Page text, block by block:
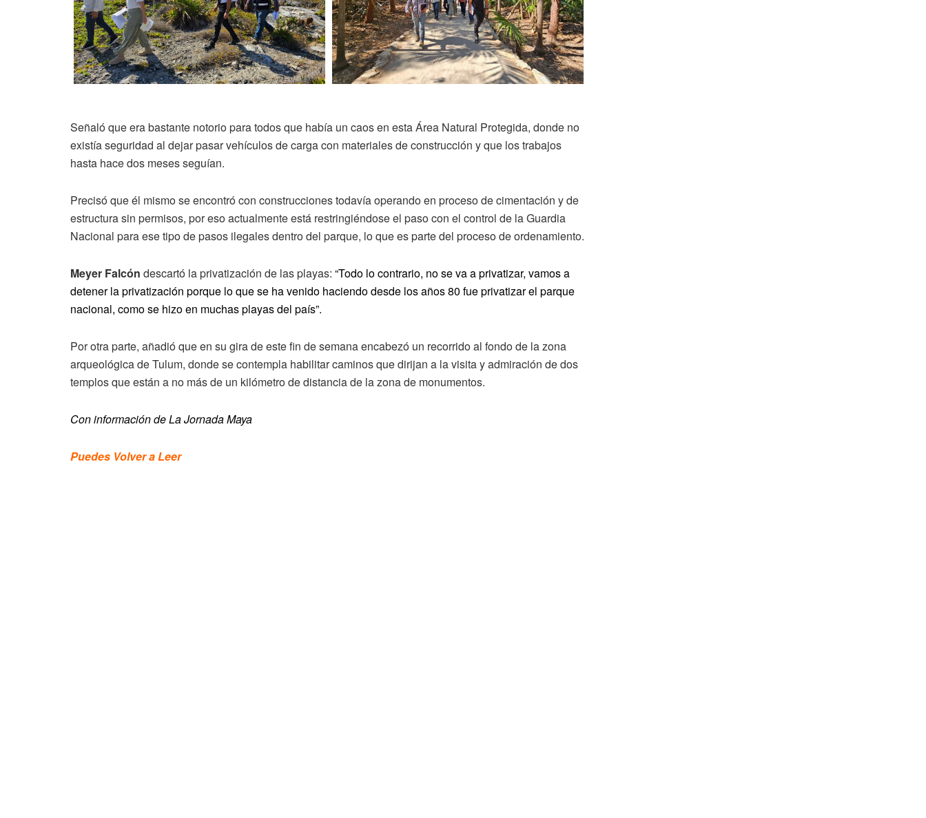
Señaló que era bastante notorio para todos que había un caos en esta Área Natural Protegida, donde no
existía seguridad al dejar pasar vehículos de carga con materiales de construcción y que los trabajos
hasta hace dos meses seguían.
Precisó que él mismo se encontró con construcciones todavía operando en proceso de cimentación y de
estructura sin permisos, por eso actualmente está restringiéndose el paso con el control de la Guardia
Nacional para ese tipo de pasos ilegales dentro del parque, lo que es parte del proceso de ordenamiento.
Meyer Falcón descartó la privatización de las playas: “Todo lo contrario, no se va a privatizar, vamos a
detener la privatización porque lo que se ha venido haciendo desde los años 80 fue privatizar el parque
nacional, como se hizo en muchas playas del país”.
Por otra parte, añadió que en su gira de este fin de semana encabezó un recorrido al fondo de la zona
arqueológica de Tulum, donde se contempla habilitar caminos que dirijan a la visita y admiración de dos
templos que están a no más de un kilómetro de distancia de la zona de monumentos.
Con información de La Jornada Maya
Puedes Volver a Leer